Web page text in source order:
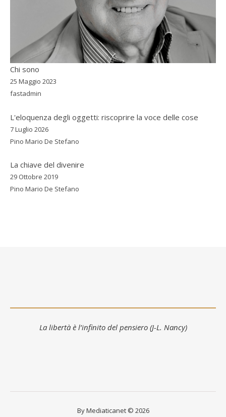
Chi sono
25 Maggio 2023
fastadmin
L'eloquenza degli oggetti: riscoprire la voce delle cose
7 Luglio 2026
Pino Mario De Stefano
La chiave del divenire
29 Ottobre 2019
Pino Mario De Stefano
La libertà è l’infinito del pensiero (J-L. Nancy)
By Mediaticanet © 2026